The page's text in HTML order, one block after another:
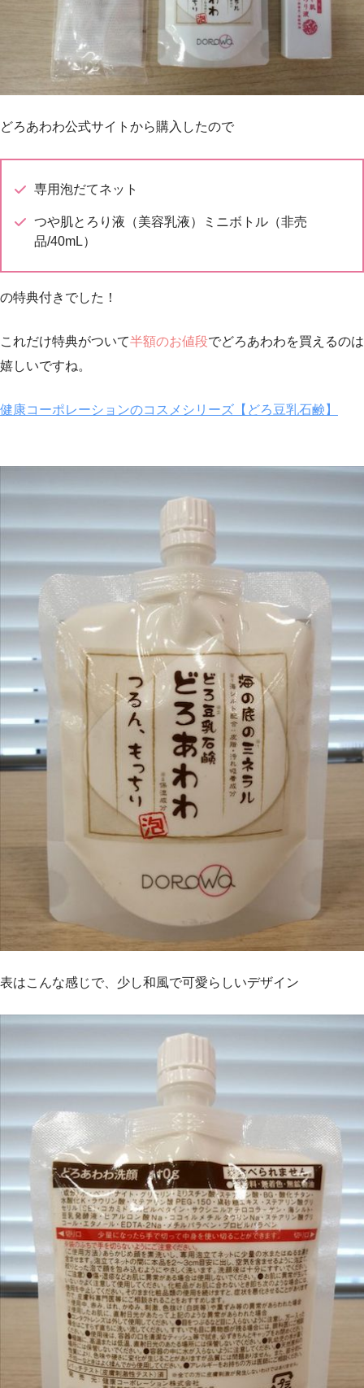
どろあわわ公式サイトから購入したので
専用泡だてネット
つや肌とろり液（美容乳液）ミニボトル（非売
品/40mL）
の特典付きでした！
これだけ特典がついて半額のお値段でどろあわわを買えるのは
嬉しいですね。
健康コーポレーションのコスメシリーズ【どろ豆乳石鹸】
表はこんな感じで、少し和風で可愛らしいデザイン